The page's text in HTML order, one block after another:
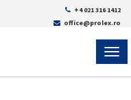
+4 021 316 1412
office@prolex.ro